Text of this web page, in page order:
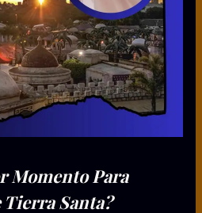
Momento Para
Santa?